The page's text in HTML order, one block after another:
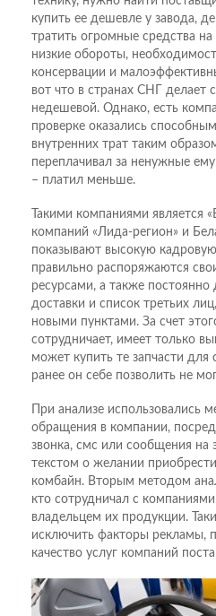
купить ее дешевле у завода,
тратить огромные средства на
низкие обороты,
консервации и
вот что в странах СНГ делает
недешевой. Однако, есть
проверке оказались
внутренних трат таким
переплачивал за ненужные
– платил меньше.
Такими компаниями является
компаний «Лида-регион» и
показывают высокую
правильно распоряжаются
ресурсами, а также
доставки и список третьих
новыми пунктами. За счет
сотрудничает, имеет только
может купить те запчасти для
ранее он себе позволить не
При анализе использовались
обращения в компании,
звонка, смс или сообщения на
текстом о желании
комбайн. Вторым методом
кто сотрудничал с
владельцем их продукции.
исключить факторы рекламы,
качество услуг компаний